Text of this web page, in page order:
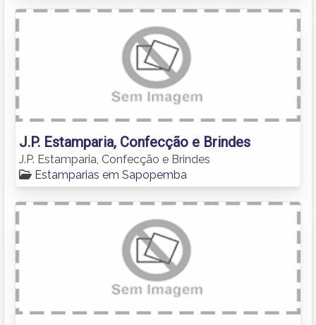
J.P. Estamparia, Confecção e Brindes
J.P. Estamparia, Confecção e Brindes
Estamparias em Sapopemba